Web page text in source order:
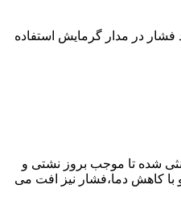
فشار در مدار گرمایش استفاده
شده تا موجب بروز نشتی و
با کاهش دما،فشار نیز افت می